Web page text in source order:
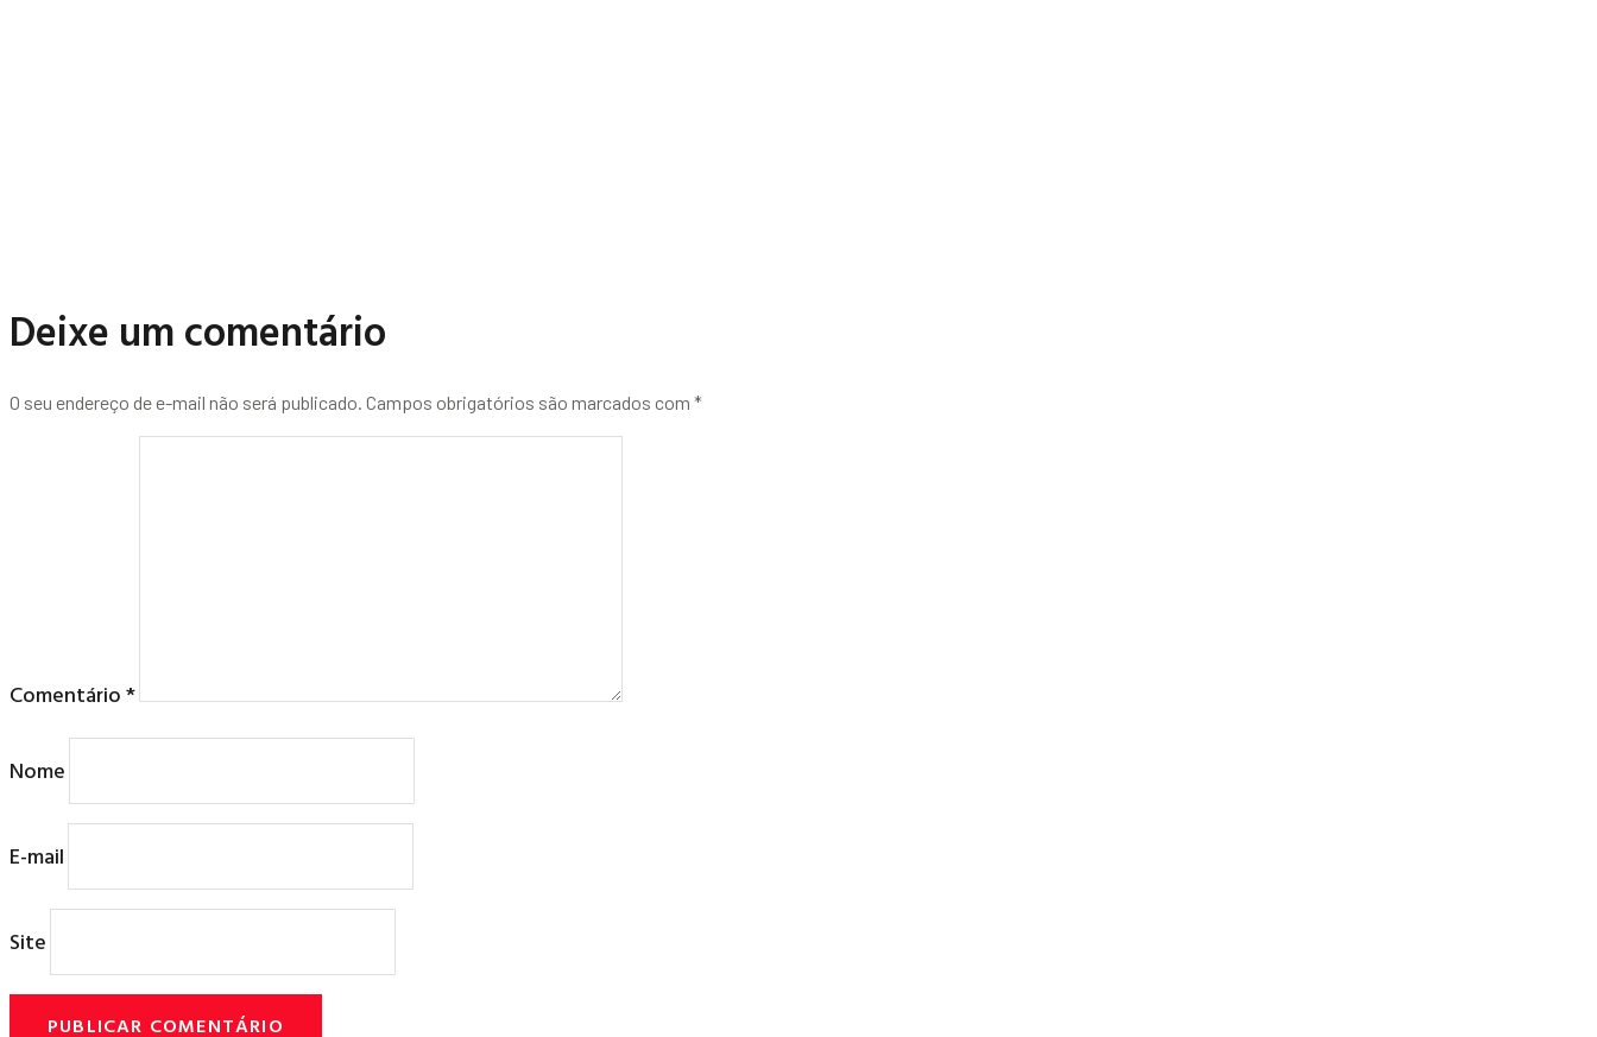
Deixe um comentário
O seu endereço de e-mail não será publicado. Campos obrigatórios são marcados com *
Comentário*
Nome
E-mail
Site